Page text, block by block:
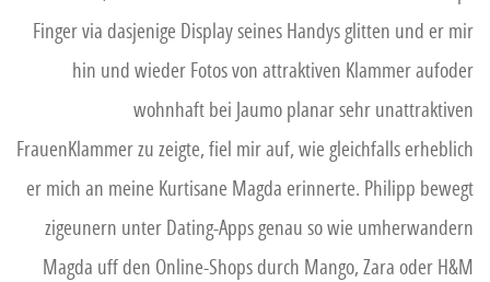
Finger via dasjenige Display seines Handys glitten und er mir
hin und wieder Fotos von attraktiven Klammer aufoder
wohnhaft bei Jaumo planar sehr unattraktiven
FrauenKlammer zu zeigte, fiel mir auf, wie gleichfalls erheblich
er mich an meine Kurtisane Magda erinnerte. Philipp bewegt
zigeunern unter Dating-Apps genau so wie umherwandern
Magda uff den Online-Shops durch Mango, Zara oder H&M